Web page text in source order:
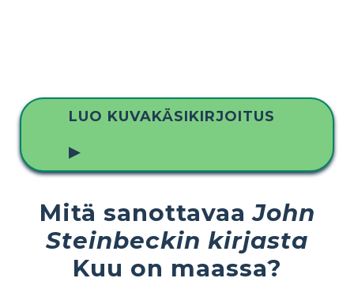
LUO KUVAKÄSIKIRJOITUS
▶
Mitä sanottavaaJohn
Steinbeckin kirjasta
Kuu on maassa?